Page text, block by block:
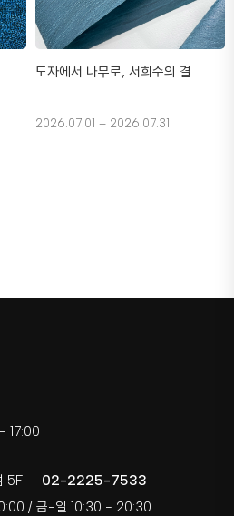
도자에서 나무로, 서희수의 결
2026.07.01 – 2026.07.31
17:00
5F 02-2225-7533
/ 금-일 10:30 - 20:30